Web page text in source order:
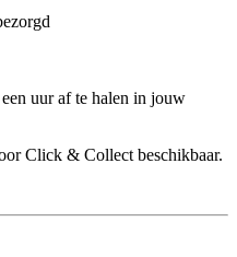
uur af te halen in jouw
Click & Collect beschikbaar.